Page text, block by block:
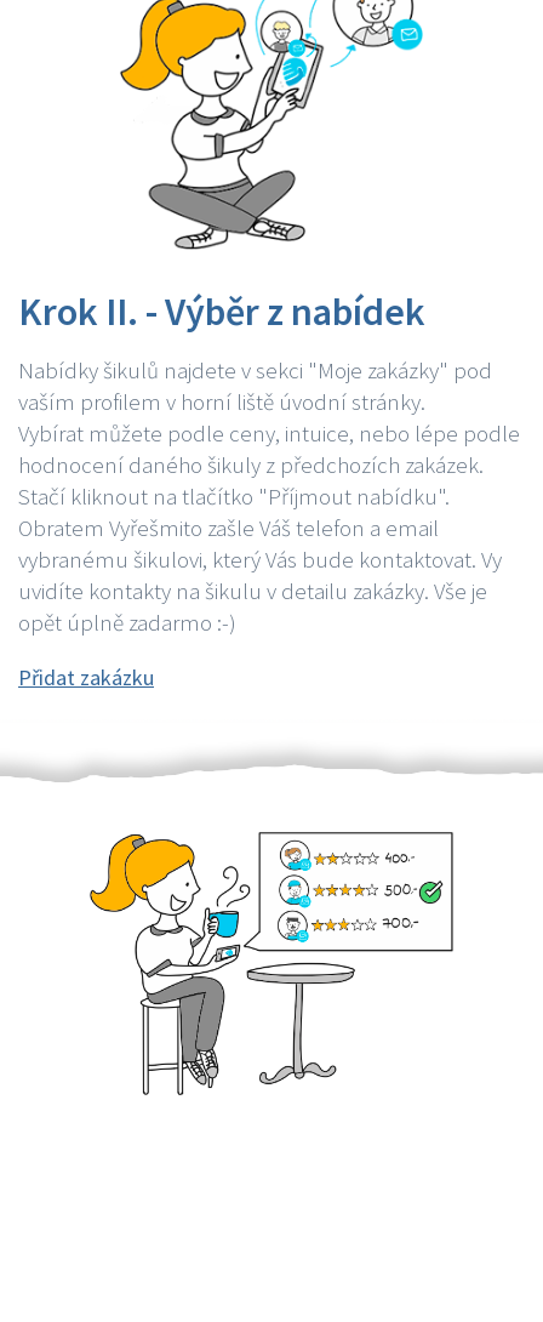
Krok II. - Výběr z nabídek
Nabídky šikulů najdete v sekci "Moje zakázky" pod
vaším profilem v horní liště úvodní stránky.
Vybírat můžete podle ceny, intuice, nebo lépe podle
hodnocení daného šikuly z předchozích zakázek.
Stačí kliknout na tlačítko "Příjmout nabídku".
Obratem Vyřešmito zašle Váš telefon a email
vybranému šikulovi, který Vás bude kontaktovat. Vy
uvidíte kontakty na šikulu v detailu zakázky. Vše je
opět úplně zadarmo :-)
Přidat zakázku